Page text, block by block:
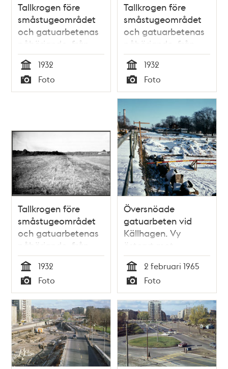
Tallkrogen före
småstugeområdet
och gatuarbetenas
påbörjande, från
centrum mot väster
Tid
1932
Typ
Foto
Tallkrogen före
småstugeområdet
och gatuarbetenas
påbörjande, från
centrum mot
sydost.
Tid
1932
Typ
Foto
Tallkrogen före
småstugeområdet
och gatuarbetenas
påbörjande, från
centrum mot öster
Tid
1932
Typ
Foto
Översnöade
gatuarbeten vid
Källhagen. Vy
österut mot
värdshuset och
Kaknästornet
Tid
2 februari 1965
Typ
Foto